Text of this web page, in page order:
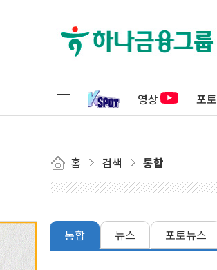
영상 포토
홈 검색 통합
통합 뉴스 포토뉴스